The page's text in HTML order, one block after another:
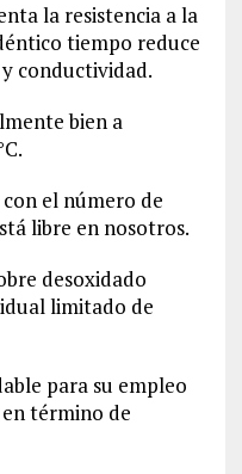
la resistencia a la
tiempo reduce
conductividad.
bien a
el número de
libre en nosotros.
desoxidado
limitado de
para su empleo
término de